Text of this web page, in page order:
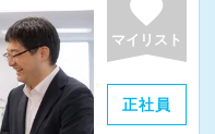
経験を活かしてご
favorite
マイリスト
正社員